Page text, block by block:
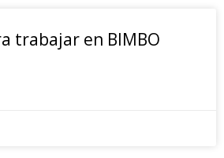
trabajar en BIMBO